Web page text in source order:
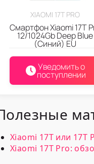
XIAOMI 17T PRO
Смартфон Xiaomi 17T
12/1024Gb Deep Blue
(Синий) EU
Уведомить о
поступлении
Xiaomi 17T или 17T
Xiaomi 17T Pro: